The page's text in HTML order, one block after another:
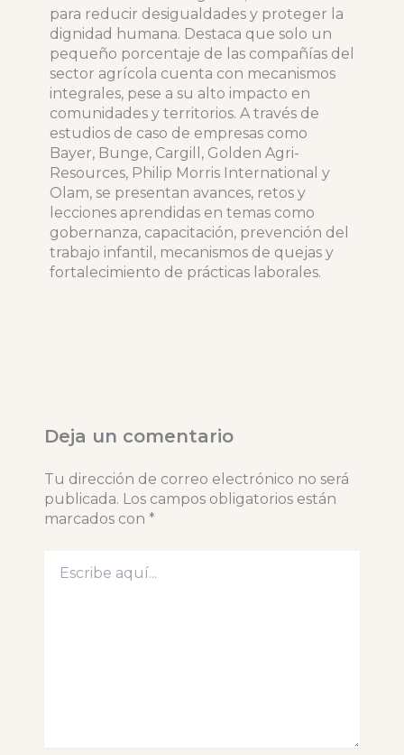
para reducir desigualdades y proteger la
dignidad humana. Destaca que solo un
pequeño porcentaje de las compañías del
sector agrícola cuenta con mecanismos
integrales, pese a su alto impacto en
comunidades y territorios. A través de
estudios de caso de empresas como
Bayer, Bunge, Cargill, Golden Agri-
Resources, Philip Morris International y
Olam, se presentan avances, retos y
lecciones aprendidas en temas como
gobernanza, capacitación, prevención del
trabajo infantil, mecanismos de quejas y
fortalecimiento de prácticas laborales.
Deja un comentario
Tu dirección de correo electrónico no será
publicada. Los campos obligatorios están
marcados con *
aquí...